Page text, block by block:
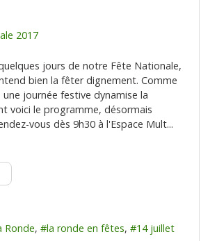
jours de notre Fête Nationale,
bien la fêter dignement. Comme
une journée festive dynamise la
voici le programme, désormais
vous dès 9h30 à l'Espace Mult...
Ronde la ronde en fêtes 14 juillet